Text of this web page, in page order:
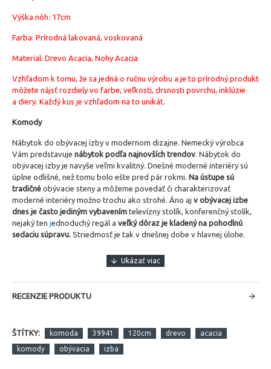
Výška nôh: 17cm
Farba: Prírodná lakovaná, voskovaná
Material: Drevo Acacia, Nohy Acacia
Vzhľadom k tomu, že sa jedná o ručnu výrobu a je to prírodný produkt
môžete nájsť rozdiely vo farbe, veľkosti, drsnosti povrchu, inklúzie
a diery. Každý kus je vzhľadom na to unikát.
Komody
Nábytok do obývacej izby v modernom dizajne. Nemecký výrobca
Vám predstavuje nábytok podľa najnovších trendov. Nábytok do
obývacej izby je navyše veľmi kvalitný. Dnešné moderné interiéry sú
úplne odlišné, než tomu bolo ešte pred pár rokmi. Na ústupe sú
tradičné obývacie steny a môžeme povedať či charakterizovať
moderné interiéry možno trochu ako strohé. Áno aj v obývacej izbe
dnes je často jediným vybavením televízny stolík, konferenčný stolík,
nejaký ten jednoduchý regál a veľký dôraz je kladený na pohodlnú
sedaciu súpravu. Striedmosť je tak v dnešnej dobe v hlavnej úlohe.
RECENZIE PRODUKTU
ŠTÍTKY: komoda 39941 120cm drevo acacia
komody obývacia izba